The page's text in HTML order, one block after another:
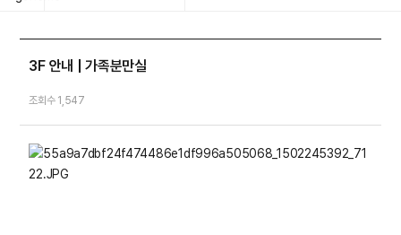
3F 안내 | 가족분만실
조회수 1,547